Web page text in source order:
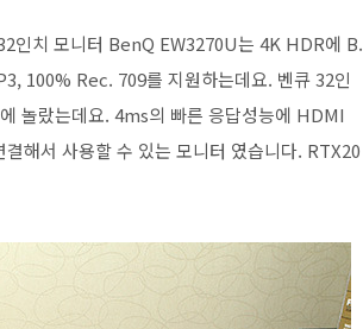
인치 모니터 BenQ EW3270U는 4K HDR에 B.
100% Rec. 709를 지원하는데요. 벤큐 32인
놀랐는데요. 4ms의 빠른 응답성능에 HDMI
해서 사용할 수 있는 모니터 였습니다. RTX20